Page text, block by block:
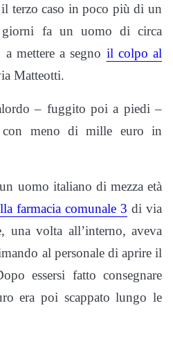
terzo caso in poco più di un
fa un uomo di circa
a mettere a segno il colpo al
Matteotti.
– fuggito poi a piedi –
meno di mille euro in
uomo italiano di mezza età
farmacia comunale 3 di via
una volta all’interno, aveva
al personale di aprire il
essersi fatto consegnare
era poi scappato lungo le